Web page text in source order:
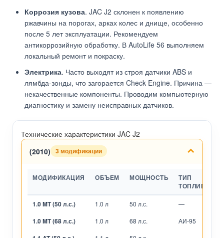
Коррозия кузова. JAC J2 склонен к появлению
ржавчины на порогах, арках колес и днище, особенно
после 5 лет эксплуатации. Рекомендуем
антикоррозийную обработку. В AutoLife 56 выполняем
локальный ремонт и покраску.
Электрика. Часто выходят из строя датчики ABS и
лямбда-зонды, что загорается Check Engine. Причина —
некачественные компоненты. Проводим компьютерную
диагностику и замену неисправных датчиков.
Технические характеристики JAC J2
(2010)
3 модификации
МОДИФИКАЦИЯ ОБЪЕМ МОЩНОСТЬ
ТИП
ТОПЛИВА
1.0 MT (50 л.с.) 1.0 л 50 л.с. —
1.0 MT (68 л.с.) 1.0 л 68 л.с. АИ-95